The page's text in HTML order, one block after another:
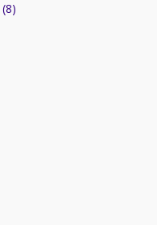
(8)